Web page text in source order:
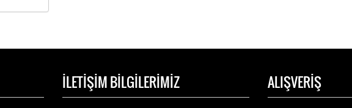
İLETİŞİM BİLGİLERİMİZ ALIŞVERİŞ